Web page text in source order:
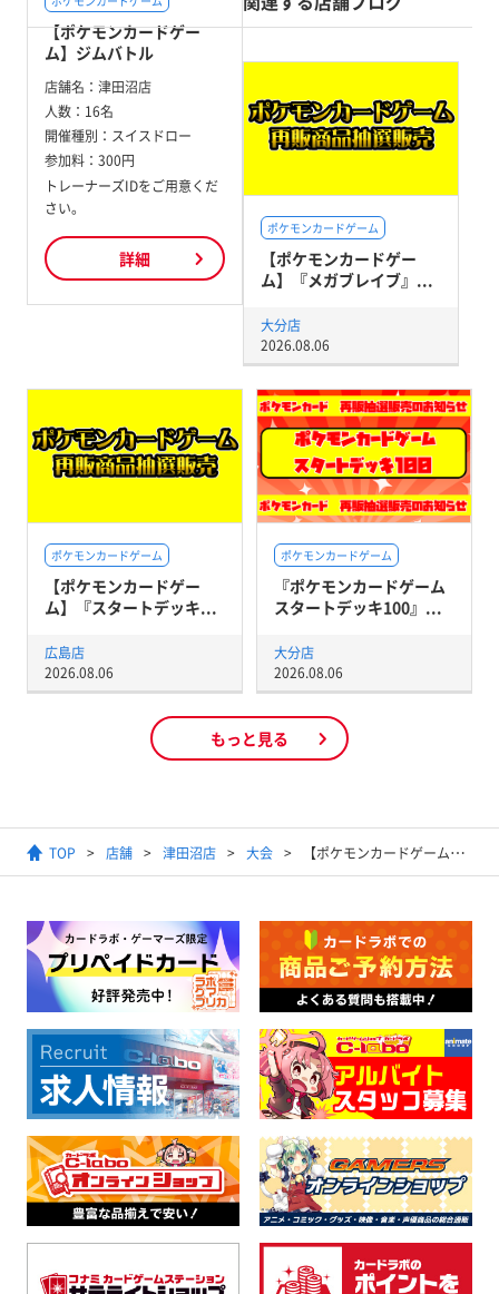
【ポケモンカードゲー
ム】ジムバトル
店舗名： 津田沼店
人数： 16名
開催種別： スイスドロー
参加料： 300円
トレーナーズIDをご用意くだ
さい。
詳細
ポケモンカードゲーム
【ポケモンカードゲー
ム】『メガブレイブ』...
大分店
2026.08.06
ポケモンカードゲーム
『ポケモンカードゲーム
スタートデッキ100』...
大分店
2026.08.06
ポケモンカードゲーム
【ポケモンカードゲー
ム】『スタートデッキ...
広島店
2026.08.06
もっと見る
TOP 店舗 津田沼店 大会 【ポケモンカードゲーム】ジムバトル